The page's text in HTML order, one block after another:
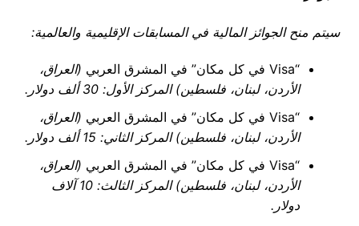
سيتم منح الجوائز المالية في المسابقات الإقليمية والعالمية:
“Visa في كل مكان” في المشرق العربي
(العراق،
الأردن، لبنان، فلسطين) المركز الأول: 30 ألف دولار.
“Visa في كل مكان” في المشرق العربي
(العراق،
الأردن، لبنان، فلسطين) المركز الثاني: 15 ألف دولار.
“Visa في كل مكان” في المشرق العربي
(العراق،
الأردن، لبنان، فلسطين) المركز الثالث: 10 آلاف
دولار.